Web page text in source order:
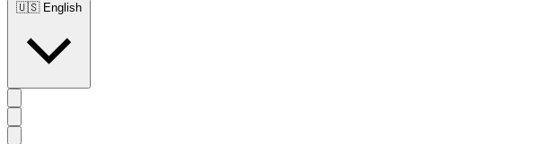
🇺🇸 English